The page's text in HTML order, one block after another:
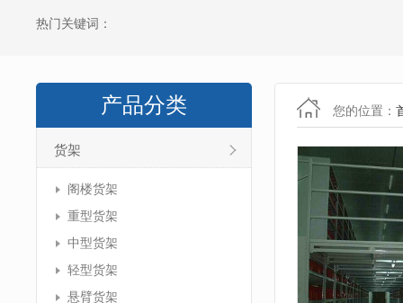
热门关键词：
产品分类
货架
阁楼货架
重型货架
中型货架
轻型货架
悬臂货架
您的位置：